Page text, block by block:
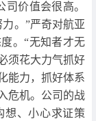
价值会很高。
。”严奇对航亚
。“无知者才无
须花大力气抓好
能力，抓好体系
危机。公司的战
想、小心求证策